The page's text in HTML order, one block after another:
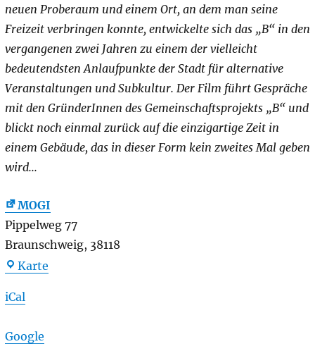
neuen Proberaum und einem Ort, an dem man seine
Freizeit verbringen konnte, entwickelte sich das „B“ in den
vergangenen zwei Jahren zu einem der vielleicht
bedeutendsten Anlaufpunkte der Stadt für alternative
Veranstaltungen und Subkultur. Der Film führt Gespräche
mit den GründerInnen des Gemeinschaftsprojekts „B“ und
blickt noch einmal zurück auf die einzigartige Zeit in
einem Gebäude, das in dieser Form kein zweites Mal geben
wird...
MOGI
Pippelweg 77
Braunschweig, 38118
KarteMOGI
iCal
Google